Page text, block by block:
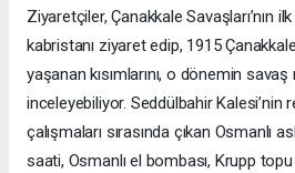
Ziyaretçiler, Çanakkale Savaşları’nın
kabristanı ziyaret edip, 1915
yaşanan kısımlarını, o dönemin
inceleyebiliyor. Seddülbahir Kalesi’nin
çalışmaları sırasında çıkan Osmanlı
saati, Osmanlı el bombası, Krupp